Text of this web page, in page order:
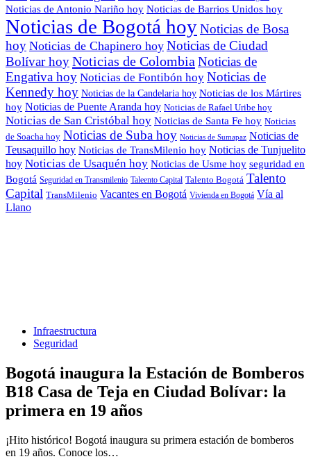
Noticias de Antonio Nariño hoy Noticias de Barrios Unidos hoy
Noticias de Bogotá hoyNoticias de Bosa
hoy Noticias de Chapinero hoy Noticias de Ciudad
Bolívar hoyNoticias de Colombia Noticias de
Engativa hoy Noticias de Fontibón hoy Noticias de
Kennedy hoy Noticias de la Candelaria hoy Noticias de los Mártires
hoy Noticias de Puente Aranda hoy Noticias de Rafael Uribe hoy
Noticias de San Cristóbal hoy Noticias de Santa Fe hoy Noticias
de Soacha hoy Noticias de Suba hoy Noticias de Sumapaz Noticias de
Teusaquillo hoy Noticias de TransMilenio hoy Noticias de Tunjuelito
hoy Noticias de Usaquén hoy Noticias de Usme hoy seguridad en
Bogotá Seguridad en Transmilenio Taleento Capital Talento Bogotá Talento
Capital TransMilenio Vacantes en Bogotá Vivienda en Bogotá Vía al
Llano
Infraestructura
Seguridad
Bogotá inaugura la Estación de Bomberos
B18 Casa de Teja en Ciudad Bolívar: la
primera en 19 años
¡Hito histórico! Bogotá inaugura su primera estación de bomberos
en 19 años. Conoce los…